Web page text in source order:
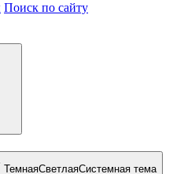
Поиск по сайту
ТемнаяСветлаяСистемная тема